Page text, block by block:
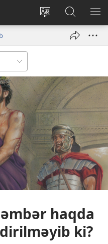
Saytın
Daxil
JW.ORG-
da
axtarın
haqda
ki?